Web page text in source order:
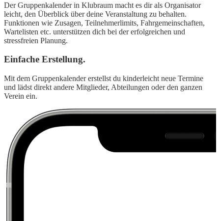
Der Gruppenkalender in Klubraum macht es dir als Organisator
leicht, den Überblick über deine Veranstaltung zu behalten.
Funktionen wie Zusagen, Teilnehmerlimits, Fahrgemeinschaften,
Wartelisten etc. unterstützen dich bei der erfolgreichen und
stressfreien Planung.
Einfache Erstellung.
Mit dem Gruppenkalender erstellst du kinderleicht neue Termine
und lädst direkt andere Mitglieder, Abteilungen oder den ganzen
Verein ein.